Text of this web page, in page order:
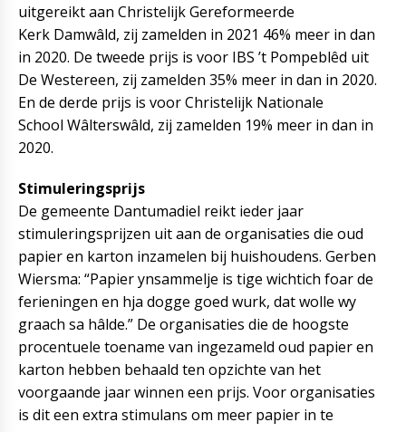
uitgereikt aan Christelijk Gereformeerde
Kerk Damwâld, zij zamelden in 2021 46% meer in dan
in 2020. De tweede prijs is voor IBS ’t Pompeblêd uit
De Westereen, zij zamelden 35% meer in dan in 2020.
En de derde prijs is voor Christelijk Nationale
School Wâlterswâld, zij zamelden 19% meer in dan in
2020.
Stimuleringsprijs
De gemeente Dantumadiel reikt ieder jaar
stimuleringsprijzen uit aan de organisaties die oud
papier en karton inzamelen bij huishoudens. Gerben
Wiersma: “Papier ynsammelje is tige wichtich foar de
ferieningen en hja dogge goed wurk, dat wolle wy
graach sa hâlde.” De organisaties die de hoogste
procentuele toename van ingezameld oud papier en
karton hebben behaald ten opzichte van het
voorgaande jaar winnen een prijs. Voor organisaties
is dit een extra stimulans om meer papier in te